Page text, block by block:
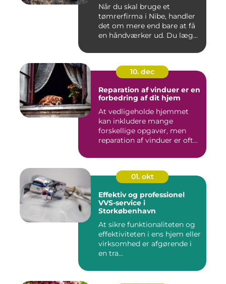
Når du skal bruge et
tømrerfirma i Nibe, handler
det om mere end bare at få
en håndværker ud. Du læg...
10. dec
Reparation af vinduer er en
forbedring af dit hjem
At vedligeholde hjemmet
kan inkludere mange
forskellige opgaver, men
reparation af vinduer er ofte
01. okt
Effektiv og professionel
VVS-service i
Storkøbenhavn
At sikre funktionaliteten og
effektiviteten i ens hjem eller
virksomhed er afgørende i
en tra...